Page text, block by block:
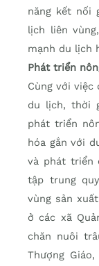
năng kết nối
lịch liên
mạnh du lịch
Phát triển
Cùng với việc
du lịch, thời
phát triển
hóa gắn với
và phát triển
tập trung
vùng sản
ở các xã
chăn nuôi
Thượng